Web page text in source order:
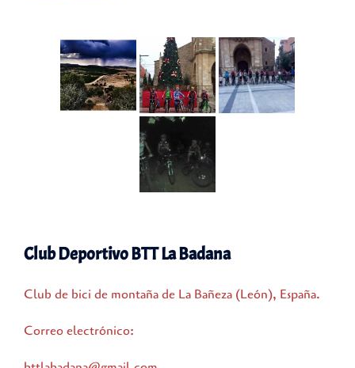
Club Deportivo BTT La Badana
Club de bici de montaña de La Bañeza (León), España.
Correo electrónico: